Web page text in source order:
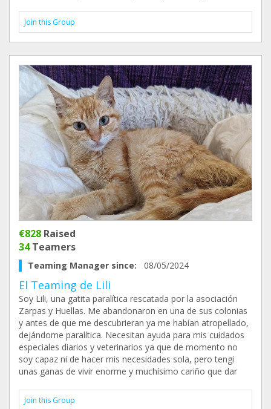
Join this Group
€828 Raised
34Teamers
Teaming Manager since: 08/05/2024
El Teaming de Lili
Soy Lili, una gatita paralítica rescatada por la asociación
Zarpas y Huellas. Me abandonaron en una de sus colonias
y antes de que me descubrieran ya me habían atropellado,
dejándome paralítica. Necesitan ayuda para mis cuidados
especiales diarios y veterinarios ya que de momento no
soy capaz ni de hacer mis necesidades sola, pero tengi
unas ganas de vivir enorme y muchísimo cariño que dar
Join this Group